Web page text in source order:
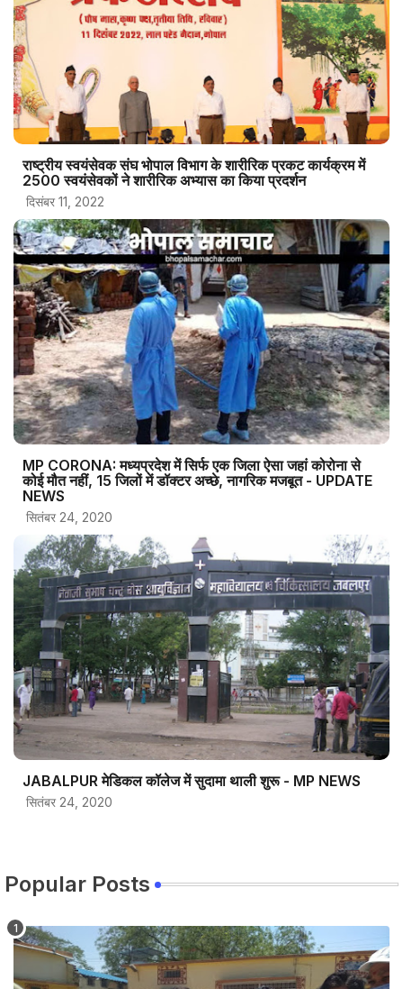
राष्ट्रीय स्वयंसेवक संघ भोपाल विभाग के शारीरिक प्रकट कार्यक्रम में
2500 स्‍वयंसेवकों ने शारीरिक अभ्‍यास का किया प्रदर्शन
दिसंबर 11, 2022
MP CORONA: मध्यप्रदेश में सिर्फ एक जिला ऐसा जहां कोरोना से
कोई मौत नहीं, 15 जिलों में डॉक्टर अच्छे, नागरिक मजबूत - UPDATE
NEWS
सितंबर 24, 2020
JABALPUR मेडिकल कॉलेज में सुदामा थाली शुरू - MP NEWS
सितंबर 24, 2020
Popular Posts